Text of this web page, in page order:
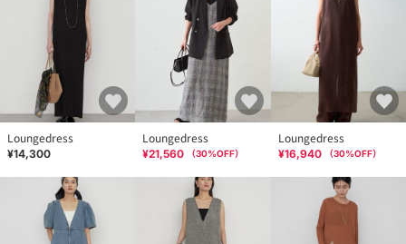
Loungedress
¥14,300
Loungedress
¥21,560 （30%OFF）
Loungedress
¥16,940 （30%OFF）